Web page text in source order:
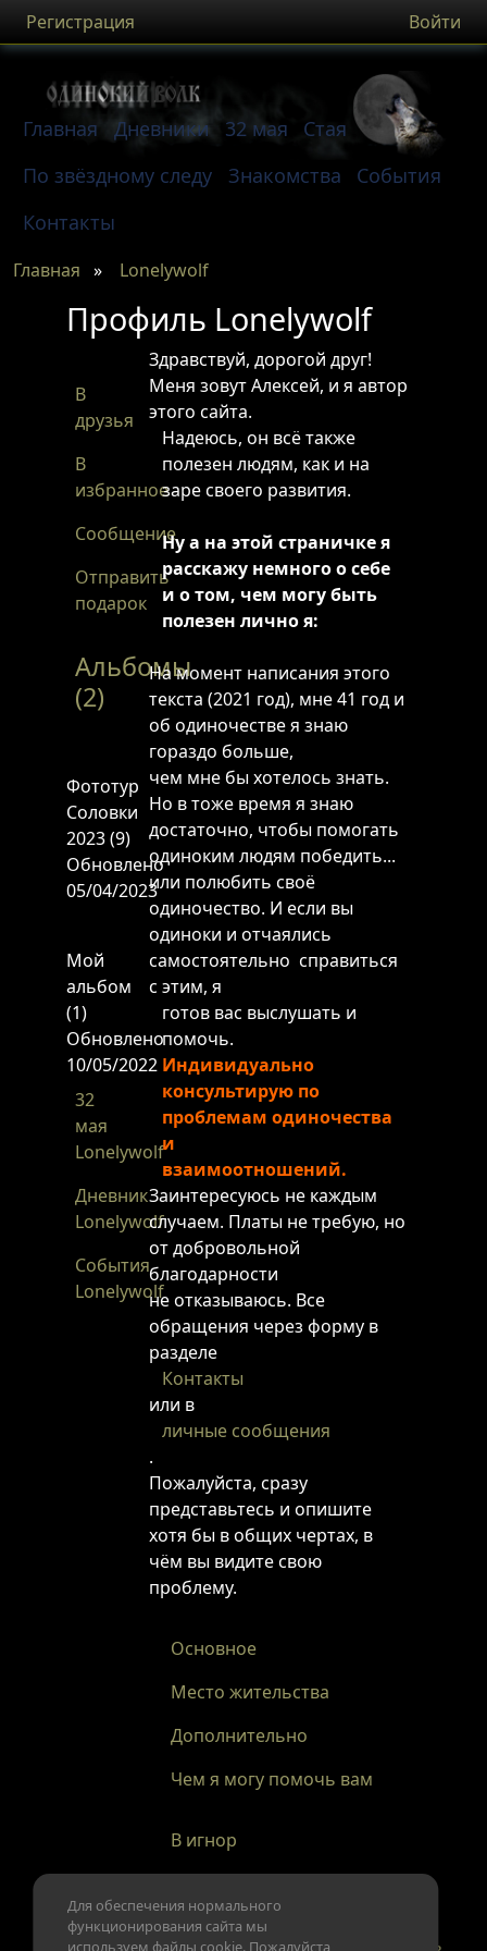
Регистрация Войти
Главная Дневники 32 мая
Стая
По звёздному следу
Знакомства
События
Контакты
Главная » Lonelywolf
Профиль Lonelywolf
В
друзья
В
избранное
Сообщение
Отправить
подарок
Альбомы
(2)
Фототур
Соловки
2023 (9)
Обновлено
05/04/2023
Мой
альбом
(1)
Обновлено
10/05/2022
32
мая
Lonelywolf
Дневник
Lonelywolf
События
Lonelywolf
Здравствуй, дорогой друг!
Меня зовут Алексей, и я автор
этого сайта.
Надеюсь, он всё также
полезен людям, как и на
заре своего развития.
Ну а на этой страничке я
расскажу немного о себе
и о том, чем могу быть
полезен лично я:
На момент написания этого
текста (2021 год), мне 41 год и
об одиночестве я знаю
гораздо больше,
чем мне бы хотелось знать.
Но в тоже время я знаю
достаточно, чтобы помогать
одиноким людям победить...
или полюбить своё
одиночество. И если вы
одиноки и отчаялись
самостоятельно справиться
с этим, я
готов вас выслушать и
помочь.
Индивидуально
консультирую по
проблемам одиночества
и
взаимоотношений.
Заинтересуюсь не каждым
случаем. Платы не требую, но
от добровольной
благодарности
не отказываюсь. Все
обращения через форму в
разделе
Контакты
или в
личные сообщения
.
Пожалуйста, сразу
представьтесь и опишите
хотя бы в общих чертах, в
чём вы видите свою
проблему.
Основное
Место жительства
Дополнительно
Чем я могу помочь вам
В игнор
Новости Пригласить друга Обратная связь
Для обеспечения нормального
функционирования сайта мы
используем файлы cookie. Пожалуйста